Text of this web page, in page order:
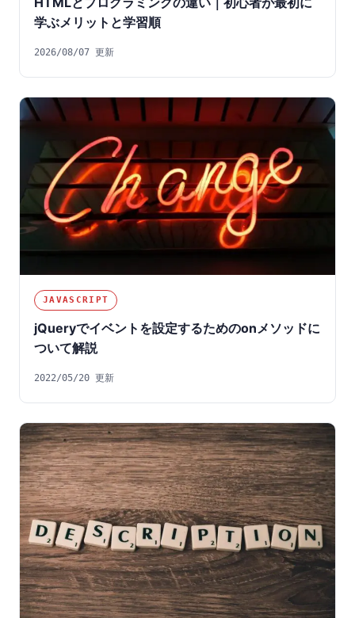
学ぶメリットと学習順
2026/08/07 更新
JAVASCRIPT
jQueryでイベントを設定するためのonメソッドに
ついて解説
2022/05/20 更新